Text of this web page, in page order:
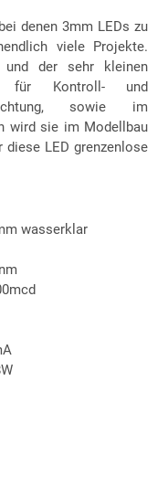
denen 3mm LEDs zu
viele Projekte.
und der sehr kleinen
für Kontroll- und
sowie im
wird sie im Modellbau
LED grenzenlose
wasserklar